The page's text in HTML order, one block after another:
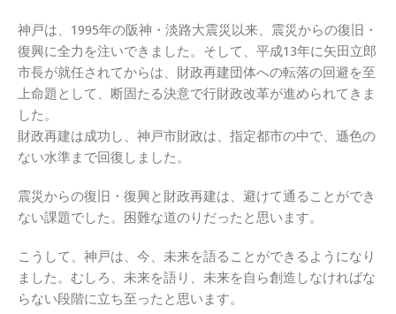
神戸は、1995年の阪神・淡路大震災以来、震災からの復旧・
復興に全力を注いできました。そして、平成13年に矢田立郎
市長が就任されてからは、財政再建団体への転落の回避を至
上命題として、断固たる決意で行財政改革が進められてきま
した。
財政再建は成功し、神戸市財政は、指定都市の中で、遜色の
ない水準まで回復しました。
震災からの復旧・復興と財政再建は、避けて通ることができ
ない課題でした。困難な道のりだったと思います。
こうして、神戸は、今、未来を語ることができるようになり
ました。むしろ、未来を語り、未来を自ら創造しなければな
らない段階に立ち至ったと思います。